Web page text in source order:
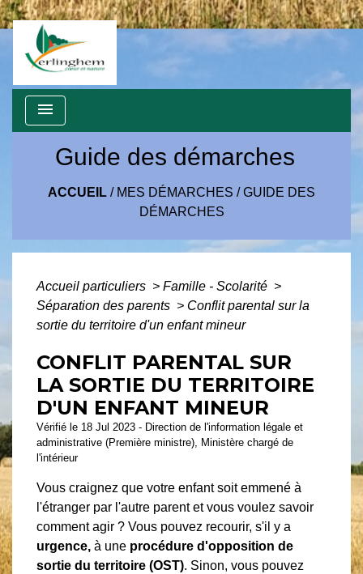
menu
Guide des démarches
ACCUEIL / MES DÉMARCHES /GUIDE DES
DÉMARCHES
Accueil particuliers > Famille - Scolarité >
Séparation des parents > Conflit parental sur la
sortie du territoire d'un enfant mineur
CONFLIT PARENTAL SUR
LA SORTIE DU TERRITOIRE
D'UN ENFANT MINEUR
Vérifié le 18 Jul 2023 - Direction de l'information légale et
administrative (Première ministre), Ministère chargé de
l'intérieur
Vous craignez que votre enfant soit emmené à
l'étranger par l'autre parent et vous voulez savoir
comment agir ? Vous pouvez recourir, s'il y a
urgence, à une procédure d'opposition de
sortie du territoire (OST). Sinon, vous pouvez